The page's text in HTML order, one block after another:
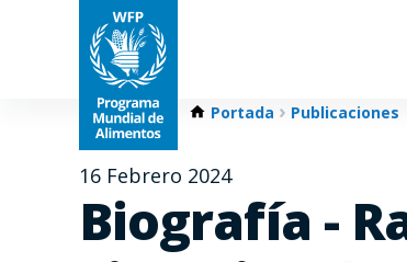
Portada Publicaciones
16 Febrero 2024
Biografía -